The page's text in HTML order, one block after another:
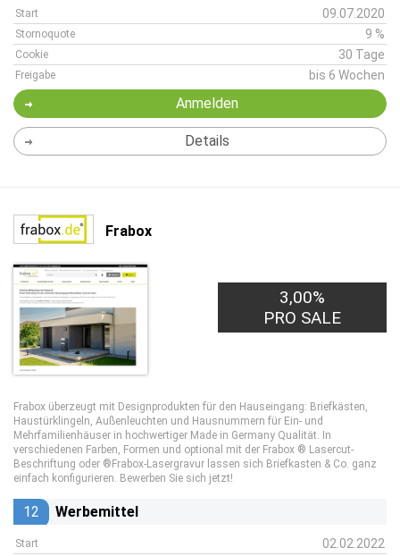
Start 09.07.2020
Stornoquote 9 %
Cookie 30 Tage
Freigabe bis 6 Wochen
Anmelden
Details
Frabox
3,00%
PRO SALE
Frabox überzeugt mit Designprodukten für den Hauseingang: Briefkästen,
Haustürklingeln, Außenleuchten und Hausnummern für Ein- und
Mehrfamilienhäuser in hochwertiger Made in Germany Qualität. In
verschiedenen Farben, Formen und optional mit der Frabox ® Lasercut-
Beschriftung oder ®Frabox-Lasergravur lassen sich Briefkasten & Co. ganz
einfach konfigurieren. Bewerben Sie sich jetzt!
12 Werbemittel
Start 02.02.2022